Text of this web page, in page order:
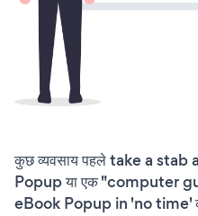
कुछ व्यवसाय पहले take a
Popup या एक "computer
eBook Popup in 'no time'